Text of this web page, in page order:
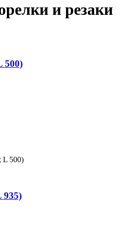
и резаки
500)
500)